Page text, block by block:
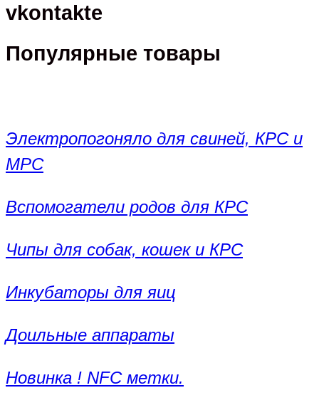
vkontakte
Популярные товары
Электропогоняло для свиней, КРС и
МРС
Вспомогатели родов для КРС
Чипы для собак, кошек и КРС
Инкубаторы для яиц
Доильные аппараты
Новинка ! NFC метки.